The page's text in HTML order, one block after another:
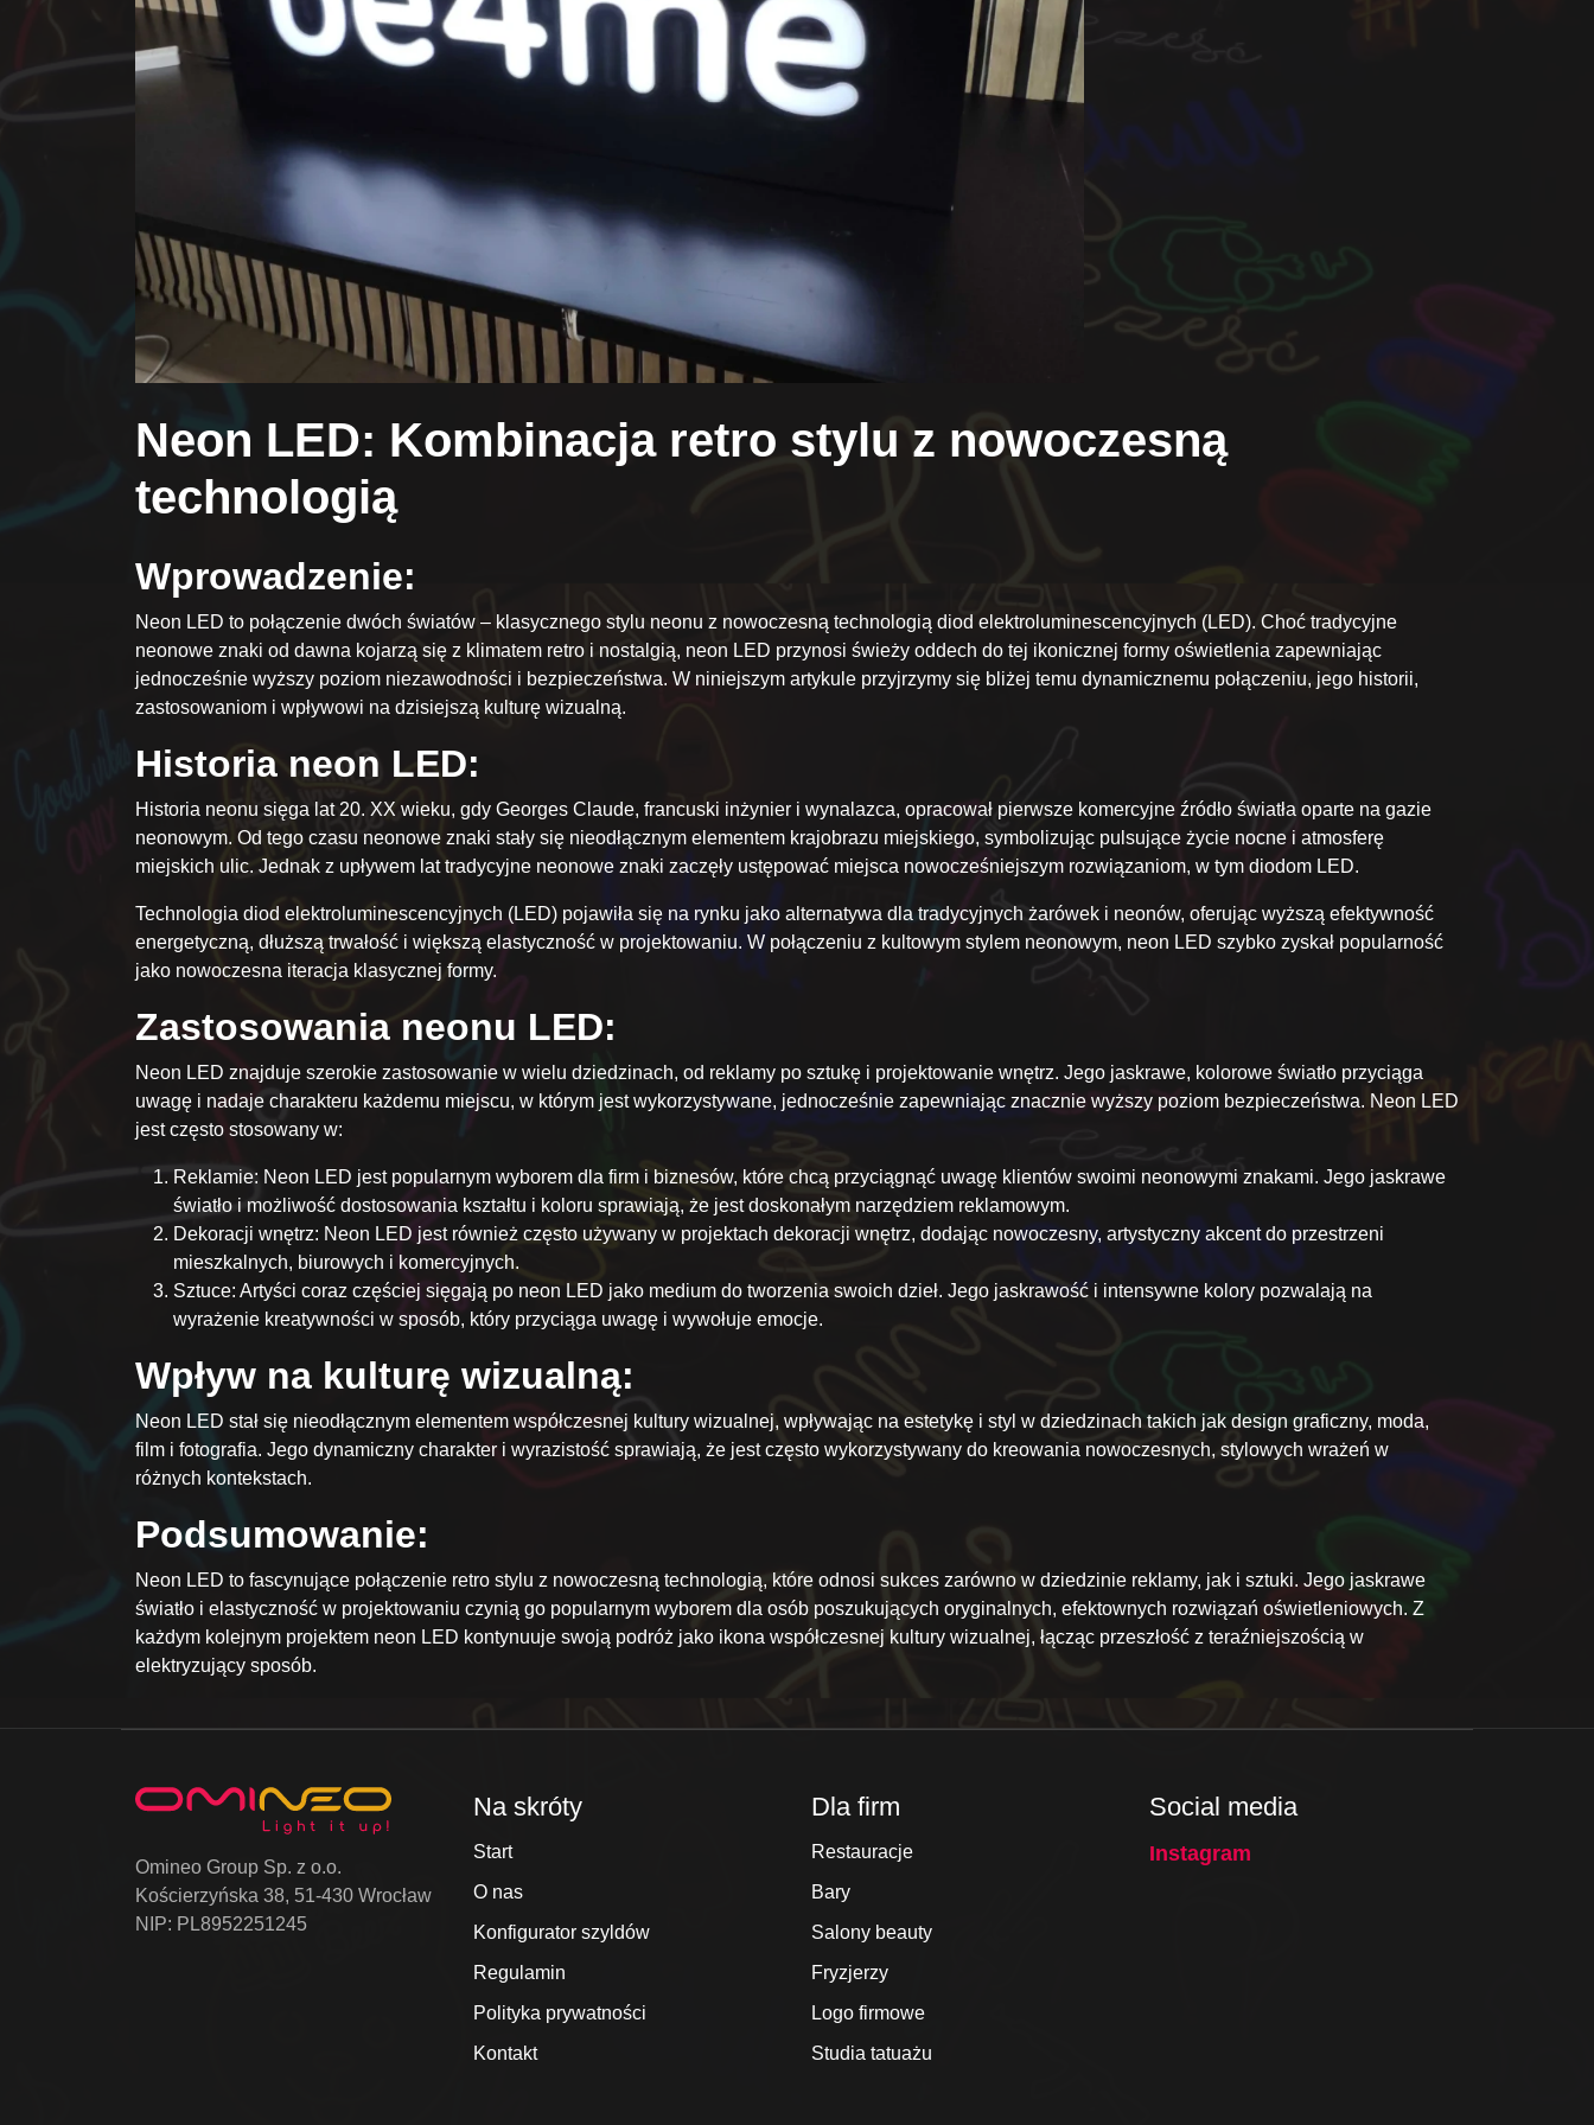
Neon LED: Kombinacja retro stylu z nowoczesną
technologią
Wprowadzenie:
Neon LED to połączenie dwóch światów – klasycznego stylu neonu z nowoczesną technologią diod elektroluminescencyjnych (LED). Choć tradycyjne
neonowe znaki od dawna kojarzą się z klimatem retro i nostalgią, neon LED przynosi świeży oddech do tej ikonicznej formy oświetlenia zapewniając
jednocześnie wyższy poziom niezawodności i bezpieczeństwa. W niniejszym artykule przyjrzymy się bliżej temu dynamicznemu połączeniu, jego historii,
zastosowaniom i wpływowi na dzisiejszą kulturę wizualną.
Historia neon LED:
Historia neonu sięga lat 20. XX wieku, gdy Georges Claude, francuski inżynier i wynalazca, opracował pierwsze komercyjne źródło światła oparte na gazie
neonowym. Od tego czasu neonowe znaki stały się nieodłącznym elementem krajobrazu miejskiego, symbolizując pulsujące życie nocne i atmosferę
miejskich ulic. Jednak z upływem lat tradycyjne neonowe znaki zaczęły ustępować miejsca nowocześniejszym rozwiązaniom, w tym diodom LED.
Technologia diod elektroluminescencyjnych (LED) pojawiła się na rynku jako alternatywa dla tradycyjnych żarówek i neonów, oferując wyższą efektywność
energetyczną, dłuższą trwałość i większą elastyczność w projektowaniu. W połączeniu z kultowym stylem neonowym, neon LED szybko zyskał popularność
jako nowoczesna iteracja klasycznej formy.
Zastosowania neonu LED:
Neon LED znajduje szerokie zastosowanie w wielu dziedzinach, od reklamy po sztukę i projektowanie wnętrz. Jego jaskrawe, kolorowe światło przyciąga
uwagę i nadaje charakteru każdemu miejscu, w którym jest wykorzystywane, jednocześnie zapewniając znacznie wyższy poziom bezpieczeństwa. Neon LED
jest często stosowany w:
Reklamie: Neon LED jest popularnym wyborem dla firm i biznesów, które chcą przyciągnąć uwagę klientów swoimi neonowymi znakami. Jego jaskrawe
światło i możliwość dostosowania kształtu i koloru sprawiają, że jest doskonałym narzędziem reklamowym.
Dekoracji wnętrz: Neon LED jest również często używany w projektach dekoracji wnętrz, dodając nowoczesny, artystyczny akcent do przestrzeni
mieszkalnych, biurowych i komercyjnych.
Sztuce: Artyści coraz częściej sięgają po neon LED jako medium do tworzenia swoich dzieł. Jego jaskrawość i intensywne kolory pozwalają na
wyrażenie kreatywności w sposób, który przyciąga uwagę i wywołuje emocje.
Wpływ na kulturę wizualną:
Neon LED stał się nieodłącznym elementem współczesnej kultury wizualnej, wpływając na estetykę i styl w dziedzinach takich jak design graficzny, moda,
film i fotografia. Jego dynamiczny charakter i wyrazistość sprawiają, że jest często wykorzystywany do kreowania nowoczesnych, stylowych wrażeń w
różnych kontekstach.
Podsumowanie:
Neon LED to fascynujące połączenie retro stylu z nowoczesną technologią, które odnosi sukces zarówno w dziedzinie reklamy, jak i sztuki. Jego jaskrawe
światło i elastyczność w projektowaniu czynią go popularnym wyborem dla osób poszukujących oryginalnych, efektownych rozwiązań oświetleniowych. Z
każdym kolejnym projektem neon LED kontynuuje swoją podróż jako ikona współczesnej kultury wizualnej, łącząc przeszłość z teraźniejszością w
elektryzujący sposób.
Omineo Group Sp. z o.o.
Kościerzyńska 38, 51-430 Wrocław
NIP: PL8952251245
Na skróty
Start
O nas
Konfigurator szyldów
Regulamin
Polityka prywatności
Kontakt
Dla firm
Restauracje
Bary
Salony beauty
Fryzjerzy
Logo firmowe
Studia tatuażu
Social media
Instagram